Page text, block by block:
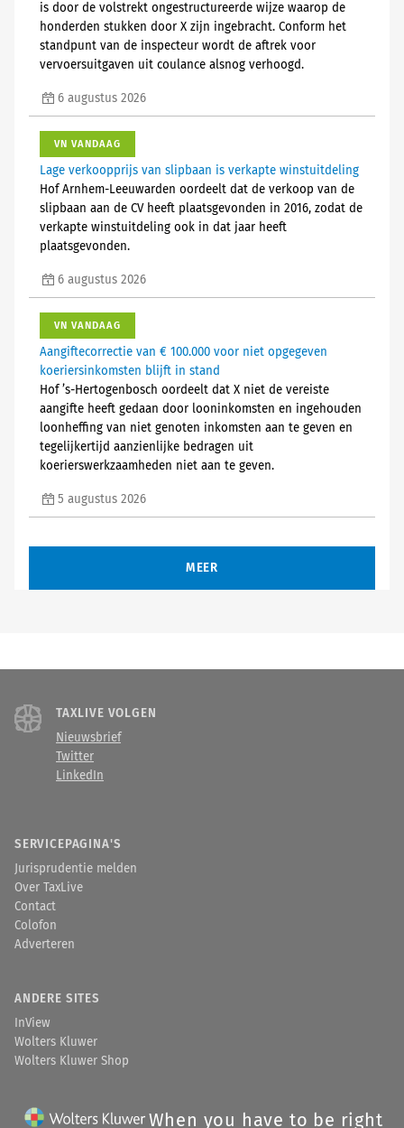
is door de volstrekt ongestructureerde wijze waarop de
honderden stukken door X zijn ingebracht. Conform het
standpunt van de inspecteur wordt de aftrek voor
vervoersuitgaven uit coulance alsnog verhoogd.
6 augustus 2026
VN VANDAAG
Lage verkoopprijs van slipbaan is verkapte winstuitdeling
Hof Arnhem-Leeuwarden oordeelt dat de verkoop van de
slipbaan aan de CV heeft plaatsgevonden in 2016, zodat de
verkapte winstuitdeling ook in dat jaar heeft
plaatsgevonden.
6 augustus 2026
VN VANDAAG
Aangiftecorrectie van € 100.000 voor niet opgegeven
koeriersinkomsten blijft in stand
Hof ’s-Hertogenbosch oordeelt dat X niet de vereiste
aangifte heeft gedaan door looninkomsten en ingehouden
loonheffing van niet genoten inkomsten aan te geven en
tegelijkertijd aanzienlijke bedragen uit
koerierswerkzaamheden niet aan te geven.
5 augustus 2026
MEER
TAXLIVE VOLGEN
Nieuwsbrief
Twitter
LinkedIn
SERVICEPAGINA'S
Jurisprudentie melden
Over TaxLive
Contact
Colofon
Adverteren
ANDERE SITES
InView
Wolters Kluwer
Wolters Kluwer Shop
When you have to be right